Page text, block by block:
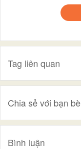
Tag liên quan
Chia sẻ với bạn bè
Bình luận